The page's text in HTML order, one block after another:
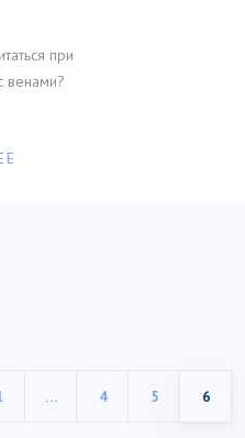
при
венами?
… 4 5 6